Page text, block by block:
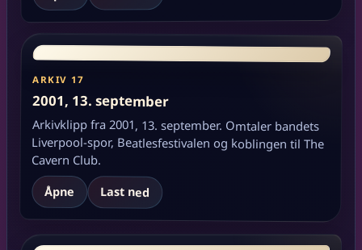
ARKIV 17
2001, 13. september
Arkivklipp fra 2001, 13. september. Omtaler bandets
Liverpool-spor, Beatlesfestivalen og koblingen til The
Cavern Club.
Åpne Last ned